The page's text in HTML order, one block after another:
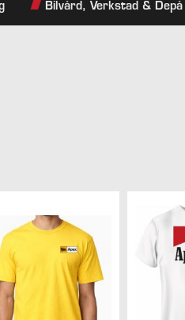
Bilvård, Verkstad & Depå